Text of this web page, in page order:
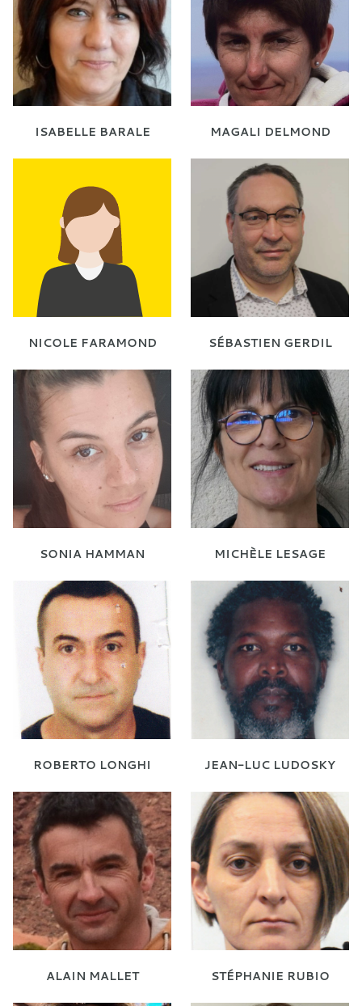
ISABELLE BARALE MAGALI DELMOND
NICOLE FARAMOND SÉBASTIEN GERDIL
SONIA HAMMAN MICHÈLE LESAGE
ROBERTO LONGHI JEAN-LUC LUDOSKY
ALAIN MALLET STÉPHANIE RUBIO